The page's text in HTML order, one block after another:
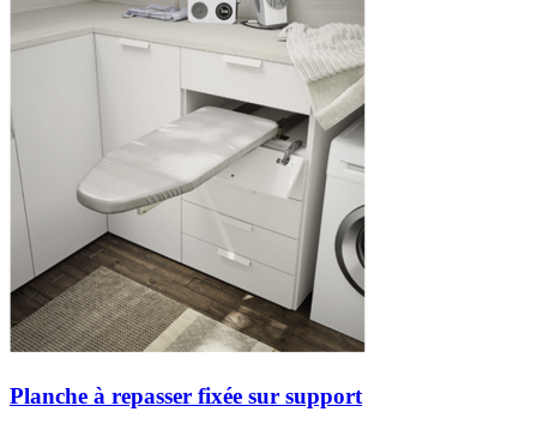
Planche à repasser fixée sur support